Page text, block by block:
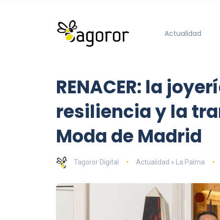
Actualidad
RENACER: la
resiliencia y la
Moda de Madrid
Tagoror Digital Actualidad » La Palma